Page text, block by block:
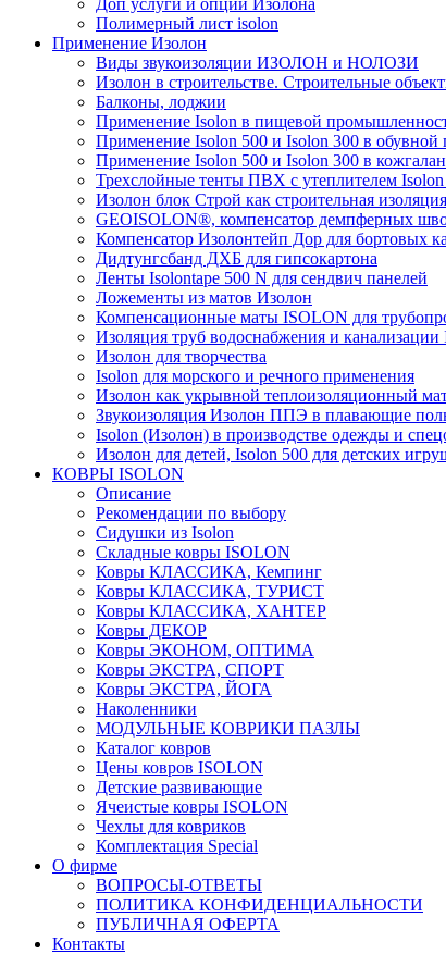
Доп услуги и опции Изолона
Полимерный лист isolon
Применение Изолон
Виды звукоизоляции ИЗОЛОН и НОЛОЗИ
Изолон в строительстве. Строительные
Балконы, лоджии
Применение Isolon в пищевой
Применение Isolon 500 и Isolon 300 в
Применение Isolon 500 и Isolon 300 в
Трехслойные тенты ПВХ с утеплителем
Изолон блок Строй как строительная изоляция
GEOISOLON®, компенсатор демпферных
Компенсатор Изолонтейп Дор для бортовых
Дидтунгсбанд ДХБ для гипсокартона
Ленты Isolontape 500 N для сендвич панелей
Ложементы из матов Изолон
Компенсационные маты ISOLON для
Изоляция труб водоснабжения и канализации
Изолон для творчества
Isolon для морского и речного применения
Изолон как укрывной теплоизоляционный
Звукоизоляция Изолон ППЭ в плавающие
Isolon (Изолон) в производстве одежды и
Изолон для детей, Isolon 500 для детских
КОВРЫ ISOLON
Описание
Рекомендации по выбору
Сидушки из Isolon
Складные ковры ISOLON
Ковры КЛАССИКА, Кемпинг
Ковры КЛАССИКА, ТУРИСТ
Ковры КЛАССИКА, ХАНТЕР
Ковры ДЕКОР
Ковры ЭКОНОМ, ОПТИМА
Ковры ЭКСТРА, СПОРТ
Ковры ЭКСТРА, ЙОГА
Наколенники
МОДУЛЬНЫЕ КОВРИКИ ПАЗЛЫ
Каталог ковров
Цены ковров ISOLON
Детские развивающие
Ячеистые ковры ISOLON
Чехлы для ковриков
Комплектация Special
О фирме
ВОПРОСЫ-ОТВЕТЫ
ПОЛИТИКА КОНФИДЕНЦИАЛЬНОСТИ
ПУБЛИЧНАЯ ОФЕРТА
Контакты